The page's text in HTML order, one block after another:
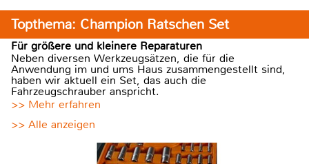
Topthema: Champion Ratschen Set
Für größere und kleinere Reparaturen
Neben diversen Werkzeugsätzen, die für die
Anwendung im und ums Haus zusammengestellt sind,
haben wir aktuell ein Set, das auch die
Fahrzeugschrauber anspricht.
>> Mehr erfahren
>> Alle anzeigen